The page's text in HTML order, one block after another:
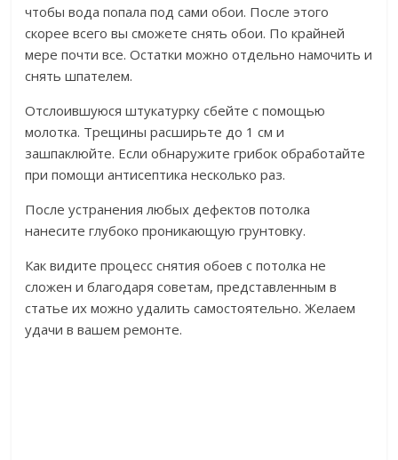
чтобы вода попала под сами обои. После этого
скорее всего вы сможете снять обои. По крайней
мере почти все. Остатки можно отдельно намочить и
снять шпателем.
Отслоившуюся штукатурку сбейте с помощью
молотка. Трещины расширьте до 1 см и
зашпаклюйте. Если обнаружите грибок обработайте
при помощи антисептика несколько раз.
После устранения любых дефектов потолка
нанесите глубоко проникающую грунтовку.
Как видите процесс снятия обоев с потолка не
сложен и благодаря советам, представленным в
статье их можно удалить самостоятельно. Желаем
удачи в вашем ремонте.